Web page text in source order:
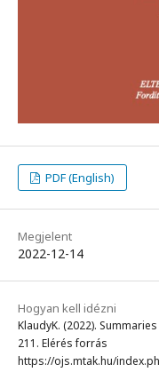
PDF (English)
Megjelent
2022-12-14
Hogyan kell idézni
KlaudyK. (2022).
211. Elérés forrás
https://ojs.mtak.hu/